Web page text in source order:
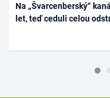
Na „Švarcenberský“
let, teď ceduli celou